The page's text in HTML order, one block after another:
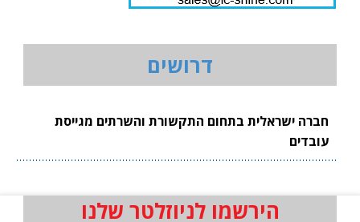
דרושים
חברה ישראלית בתחום התקשורת והשרתים מגייסת
עובדים
הירשמו לניוזלטר שלנו